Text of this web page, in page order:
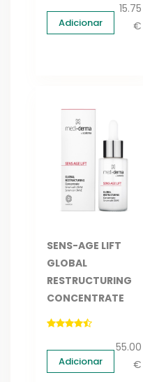
Adicionar
15.75
€
SENS-AGE LIFT
GLOBAL
RESTRUCTURING
CONCENTRATE
Adicionar
55.00
€